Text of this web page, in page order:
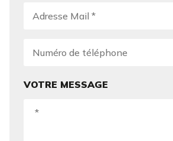
VOTRE MESSAGE